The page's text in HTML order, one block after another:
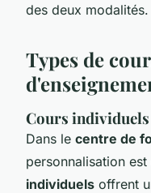
des deux modalités.
Types de
Cours
Dans le centre de
personnalisation
individuels offrent